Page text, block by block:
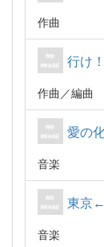
作曲
行け
作曲 編曲
愛の
音楽
東京
音楽